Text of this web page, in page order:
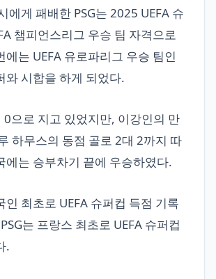
에게 패배한 PSG는 2025 UEFA 슈
챔피언스리그 우승 팀 자격으로
에는 UEFA 유로파리그 우승 팀인
와 시합을 하게 되었다.
0으로 지고 있었지만, 이강인의 만
하무스의 동점 골로 2대 2까지 따
에는 승부차기 끝에 우승하였다.
인 최초로 UEFA 슈퍼컵 득점 기록
는 프랑스 최초로 UEFA 슈퍼컵
.